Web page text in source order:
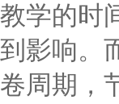
教学的时
到影响。
卷周期，